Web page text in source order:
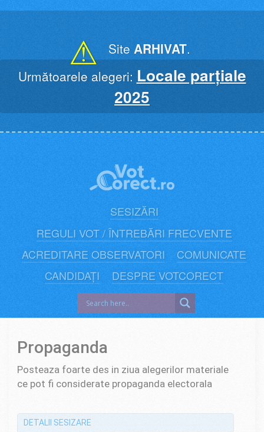
⚠ Site ARHIVAT.
Următoarele alegeri: Locale parțiale
2025
SESIZĂRI
REGULI VOT / ÎNTREBĂRI FRECVENTE
ACREDITARE OBSERVATORI
COMUNICATE
CANDIDAȚI
DESPRE VOTCORECT
Propaganda
Posteaza foarte des in ziua alegerilor materiale
ce pot fi considerate propaganda electorala
DETALII SESIZARE